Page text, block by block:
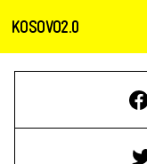
KOSOVO2.0